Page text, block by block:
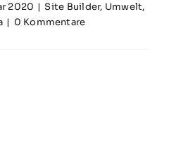
2020 | Site Builder, Umwelt,
| 0 Kommentare